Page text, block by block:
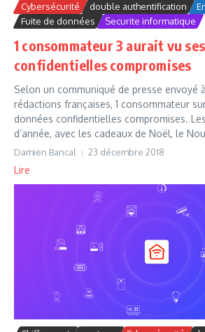
Cybersécurité
double authentification
Fuite de données
Securite informatique
1 consommateur 3 aurait vu
confidentielles compromises
Selon un communiqué de presse envoyé
rédactions françaises, 1 consommateur
données confidentielles compromises.
d’année, avec les cadeaux de Noël, le
Damien Bancal 23 décembre 2018
Lire